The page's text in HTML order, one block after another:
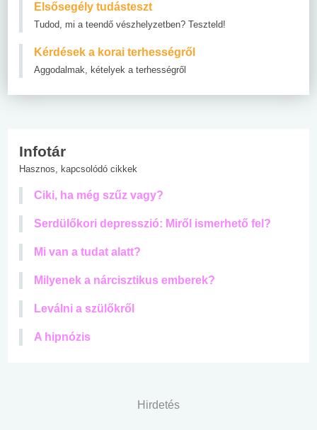
Elsősegély tudásteszt
Tudod, mi a teendő vészhelyzetben? Teszteld!
Kérdések a korai terhességről
Aggodalmak, kételyek a terhességről
Infotár
Hasznos, kapcsolódó cikkek
Ciki, ha még szűz vagy?
Serdülőkori depresszió: Miről ismerhető fel?
Mi van a tudat alatt?
Milyenek a nárcisztikus emberek?
Leválni a szülőkről
A hipnózis
Hirdetés